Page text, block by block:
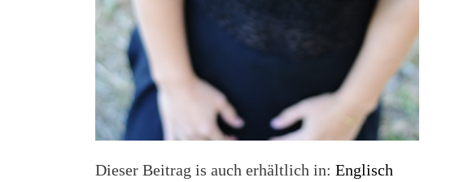
Dieser Beitrag is auch erhältlich in:Englisch